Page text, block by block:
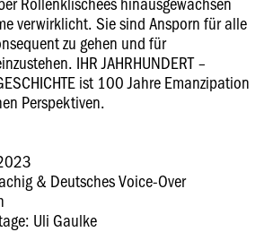
verwirklicht. Sie sind Ansporn für alle
zu gehen und für
IHR JAHRHUNDERT –
ist 100 Jahre Emanzipation
Perspektiven.
& Deutsches Voice-Over
Uli Gaulke